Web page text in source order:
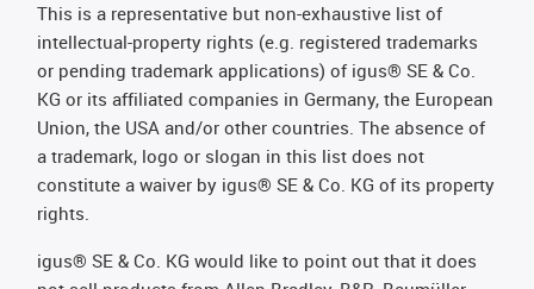
This is a representative but non-exhaustive list of
intellectual-property rights (e.g. registered trademarks
or pending trademark applications) of igus® SE & Co.
KG or its affiliated companies in Germany, the European
Union, the USA and/or other countries. The absence of
a trademark, logo or slogan in this list does not
constitute a waiver by igus® SE & Co. KG of its property
rights.
igus® SE & Co. KG would like to point out that it does